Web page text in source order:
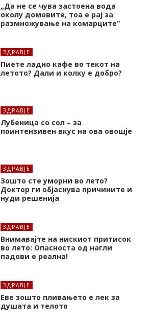
„Да не се чува застоена вода
околу домовите, тоа е рај за
размножување на комарците“
ЗДРАВЈЕ
Пиете ладно кафе во текот на
летото? Дали и колку е добро?
ЗДРАВЈЕ
Лубеница со сол – за
поинтензивен вкус на ова овошје
ЗДРАВЈЕ
Зошто сте уморни во лето?
Доктор ги објаснува причините и
нуди решенија
ЗДРАВЈЕ
Внимавајте на нискиот притисок
во лето: Опасноста од нагли
падови е реална!
ЗДРАВЈЕ
Еве зошто пливањето е лек за
душата и телото